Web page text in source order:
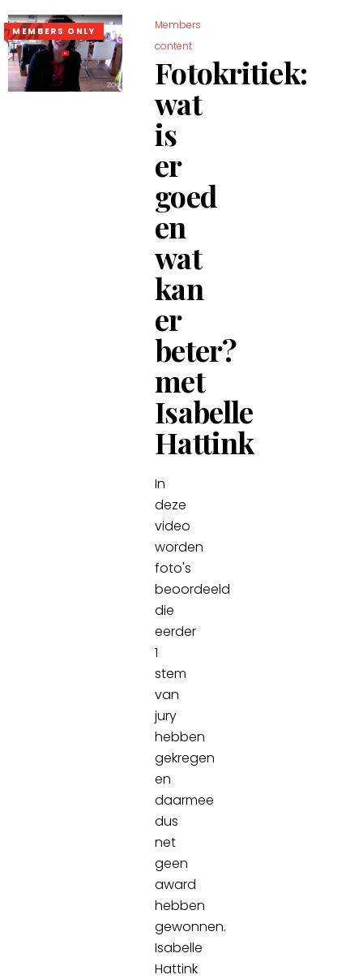
MEMBERS ONLY
Members
content
Fotokritiek:
wat
is
er
goed
en
wat
kan
er
beter?
met
Isabelle
Hattink
In
deze
video
worden
foto's
beoordeeld
die
eerder
1
stem
van
jury
hebben
gekregen
en
daarmee
dus
net
geen
award
hebben
gewonnen.
Isabelle
Hattink